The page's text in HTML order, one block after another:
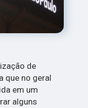
de
que no geral
em um
alguns